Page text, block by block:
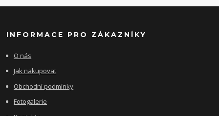
INFORMACE PRO ZÁKAZNÍKY
O nás
Jak nakupovat
Obchodní podmínky
Fotogalerie